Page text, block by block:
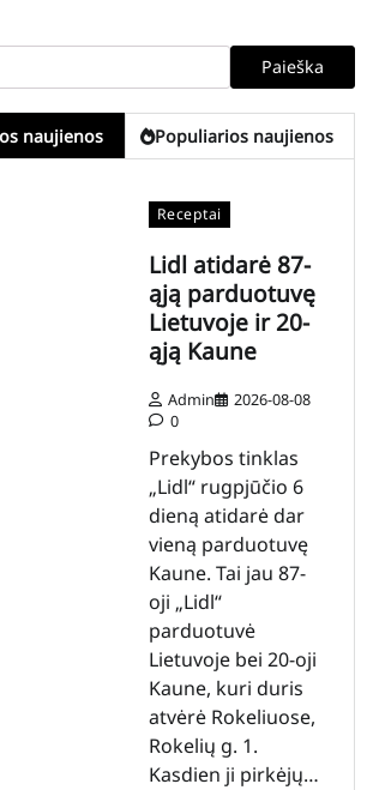
Paieška
naujienos Populiarios naujienos
Receptai
Lidl atidarė 87-
ąją parduotuvę
Lietuvoje ir 20-
ąją Kaune
Admin
2026-08-08
0
Prekybos tinklas
„Lidl“ rugpjūčio 6
dieną atidarė dar
vieną parduotuvę
Kaune. Tai jau 87-
oji „Lidl“
parduotuvė
Lietuvoje bei 20-oji
Kaune, kuri duris
atvėrė Rokeliuose,
Rokelių g. 1.
Kasdien ji pirkėjų…